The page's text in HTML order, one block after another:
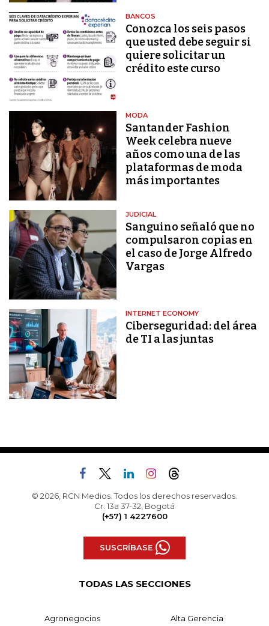
BANCOS
Conozca los seis pasos
que usted debe seguir si
quiere solicitar un
crédito este curso
MODA
Santander Fashion
Week celebra nueve
años como una de las
plataformas de moda
más importantes
JUDICIAL
Sanguino señaló que no
compulsaron copias en
el caso de Jorge Alfredo
Vargas
INTERNET ECONOMY
Ciberseguridad: del área
de TI a las juntas
© 2026, RCN Medios. Todos los derechos reservados.
Cr. 13a 37-32, Bogotá
(+57) 1 4227600
SUSCRÍBASE
TODAS LAS SECCIONES
Agronegocios Alta Gerencia